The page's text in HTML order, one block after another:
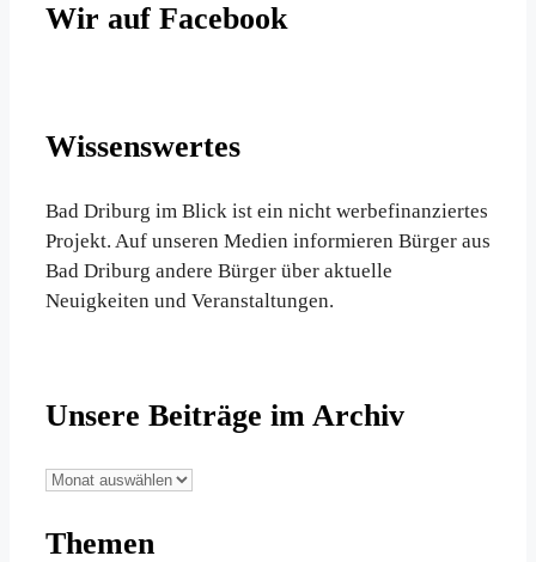
Wir auf Facebook
Wissenswertes
Bad Driburg im Blick ist ein nicht werbefinanziertes
Projekt. Auf unseren Medien informieren Bürger aus
Bad Driburg andere Bürger über aktuelle
Neuigkeiten und Veranstaltungen.
Unsere Beiträge im Archiv
Unsere
im
Themen